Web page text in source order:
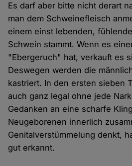
Es darf aber bitte nicht derart
man dem Schweinefleisch
einem einst lebenden,
Schwein stammt. Wenn es
"Ebergeruch" hat, verkauft es
Deswegen werden die
kastriert. In den ersten sieben
auch ganz legal ohne jede
Gedanken an eine scharfe
Neugeborenen innerlich
Genitalverstümmelung denkt,
gut erkannt.